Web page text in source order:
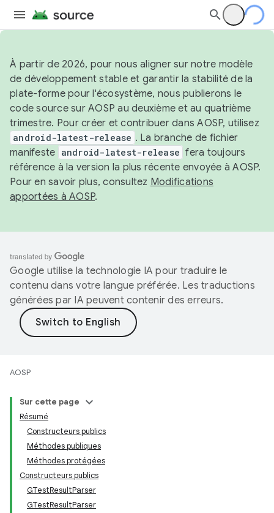
À partir de 2026, pour nous aligner sur notre modèle
de développement stable et garantir la stabilité de la
plate-forme pour l'écosystème, nous publierons le
code source sur AOSP au deuxième et au quatrième
trimestre. Pour créer et contribuer dans AOSP, utilisez
android-latest-release . La branche de fichier
manifeste android-latest-release fera toujours
référence à la version la plus récente envoyée à AOSP.
Pour en savoir plus, consultez Modifications
apportées à AOSP.
Google utilise la technologie IA pour traduire le
contenu dans votre langue préférée. Les traductions
générées par IA peuvent contenir des erreurs.
AOSP
Sur cette page
Résumé
Constructeurs publics
Méthodes publiques
Méthodes protégées
Constructeurs publics
GTestResultParser
GTestResultParser